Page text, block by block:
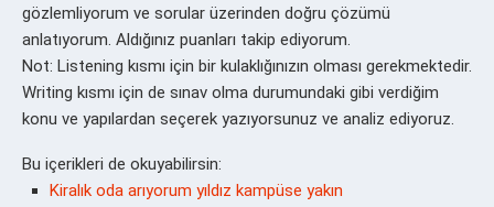
gözlemliyorum ve sorular üzerinden doğru çözümü
anlatıyorum. Aldığınız puanları takip ediyorum.
Not: Listening kısmı için bir kulaklığınızın olması gerekmektedir.
Writing kısmı için de sınav olma durumundaki gibi verdiğim
konu ve yapılardan seçerek yazıyorsunuz ve analiz ediyoruz.
Bu içerikleri de okuyabilirsin:
Kiralık oda arıyorum yıldız kampüse yakın